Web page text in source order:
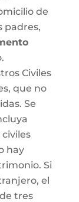
de
padres,
Civiles
que no
Se
hay
Si
el
tres